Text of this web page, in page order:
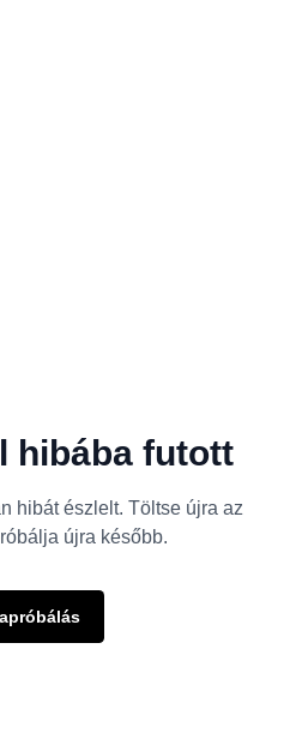
hibába futott
hibát észlelt. Töltse újra az
újra később.